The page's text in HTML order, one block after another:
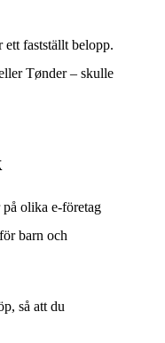
fastställt belopp.
Tønder – skulle
olika e-företag
barn och
så att du